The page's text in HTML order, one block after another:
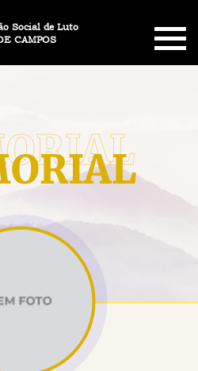
JOÃO DE CAMPOS
Organização Social de Luto
NÓS
FUNERÁRIO